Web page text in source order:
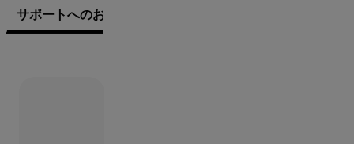
サポートへのお問い合わせ